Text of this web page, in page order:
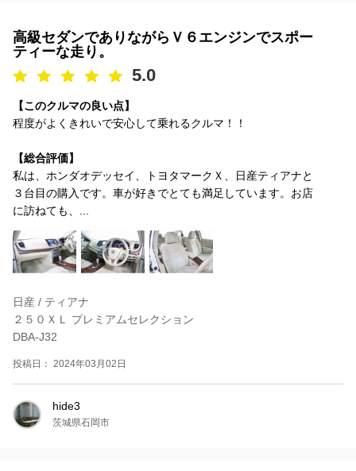
高級セダンでありながらＶ６エンジンでスポー
ティーな走り。
5.0
【このクルマの良い点】
程度がよくきれいで安心して乗れるクルマ！！
【総合評価】
私は、ホンダオデッセイ、トヨタマークＸ、日産ティアナと
３台目の購入です。車が好きでとても満足しています。お店
に訪ねても、...
日産 / ティアナ
２５０ＸＬ プレミアムセレクション
DBA-J32
投稿日： 2024年03月02日
hide3
茨城県石岡市